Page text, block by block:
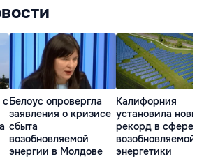
сБелоус опровергла
заявления о кризисе
сбыта
возобновляемой
энергии в Молдове
Калифорния
установила новый
рекорд в сфере
возобновляемой
энергетики